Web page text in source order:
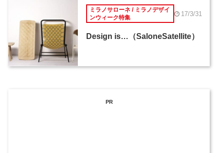
ミラノサローネ / ミラノデザイ
ンウィーク特集
17/3/31
Design is…（SaloneSatellite）
PR